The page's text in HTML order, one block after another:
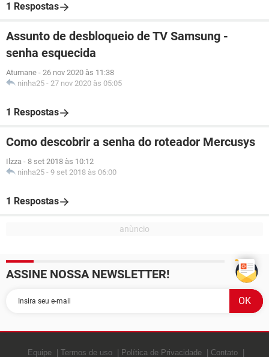
1 Respostas
Assunto de desbloqueio de TV Samsung -
senha esquecida
Atumane - 26 nov 2020 às 11:38
ninha25 - 27 nov 2020 às 05:05
1 Respostas
Como descobrir a senha do roteador Mercusys
Ilzza - 8 set 2018 às 10:12
ninha25 - 9 set 2018 às 06:00
1 Respostas
ASSINE NOSSA NEWSLETTER!
Equipe Termos de uso Política de Privacidade Contato